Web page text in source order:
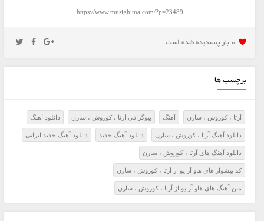
https://www.musighima.com/?p=23489
0 بار پسنديده شده است
برچسب ها
آرتا ، کوروش ، سارن آهنگ بیوگرافی آرتا ، کوروش ، سارن دانلود آهنگ
دانلود آهنگ آرتا ، کوروش ، سارن دانلود آهنگ جدید دانلود آهنگ جدید ایرانی
دانلود آهنگ های آرتا ، کوروش ، سارن
کد پیشواز های هاو آر یو از آرتا ، کوروش ، سارن
متن آهنگ های هاو آر یو از آرتا ، کوروش ، سارن